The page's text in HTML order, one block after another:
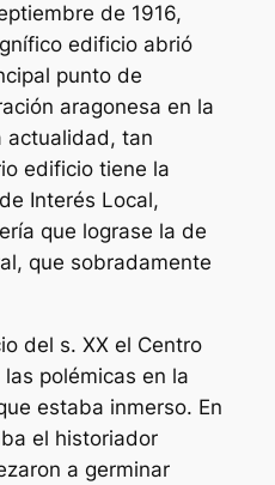
de 1916,
edificio abrió
punto de
aragonesa en la
actualidad, tan
edificio tiene la
Interés Local,
que lograse la de
que sobradamente
del s. XX el Centro
polémicas en la
estaba inmerso. En
el historiador
a germinar